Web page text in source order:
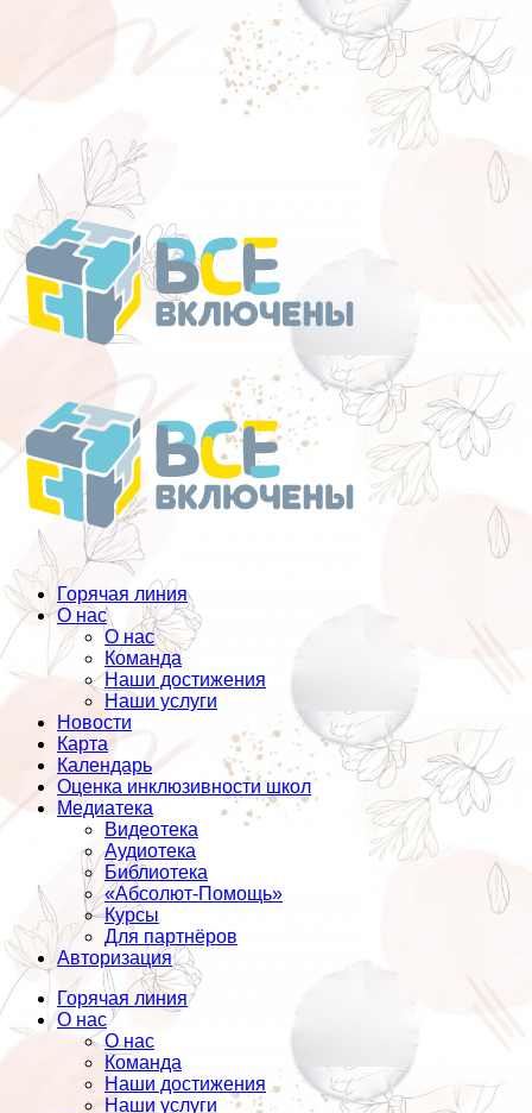
Перейти
к
содержанию
Горячая линия
О нас
О нас
Команда
Наши достижения
Наши услуги
Новости
Карта
Календарь
Оценка инклюзивности школ
Медиатека
Видеотека
Аудиотека
Библиотека
«Абсолют-Помощь»
Курсы
Для партнёров
Авторизация
Горячая линия
О нас
О нас
Команда
Наши достижения
Наши услуги